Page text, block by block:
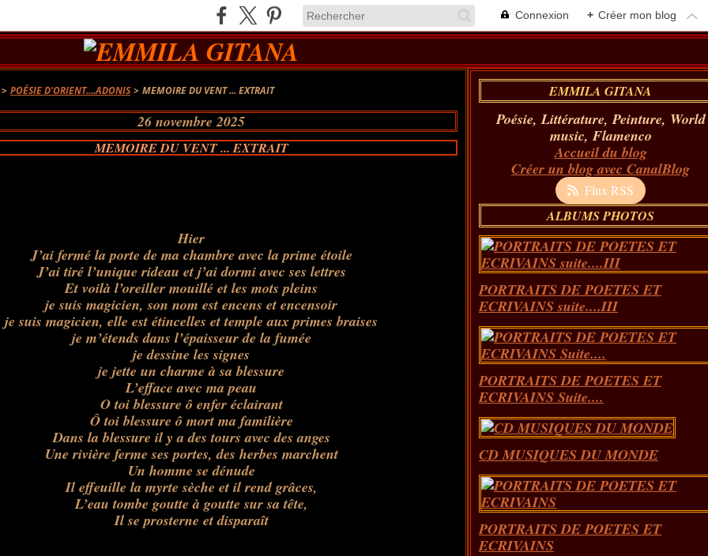
Connexion + Créer mon blog
> POÉSIE D'ORIENT....ADONIS > MEMOIRE DU VENT ... EXTRAIT
26 novembre 2025
MEMOIRE DU VENT ... EXTRAIT
Hier
J’ai fermé la porte de ma chambre avec la prime étoile
J’ai tiré l’unique rideau et j’ai dormi avec ses lettres
Et voilà l’oreiller mouillé et les mots pleins
je suis magicien, son nom est encens et encensoir
je suis magicien, elle est étincelles et temple aux primes braises
je m’étends dans l’épaisseur de la fumée
je dessine les signes
je jette un charme à sa blessure
L’efface avec ma peau
O toi blessure ô enfer éclairant
Ô toi blessure ô mort ma familière
Dans la blessure il y a des tours avec des anges
Une rivière ferme ses portes, des herbes marchent
Un homme se dénude
Il effeuille la myrte sèche et il rend grâces,
L’eau tombe goutte à goutte sur sa tête,
Il se prosterne et disparaît
EMMILA GITANA
Poésie, Littérature, Peinture, World
music, Flamenco
Accueil du blog
Créer un blog avec CanalBlog
Flux RSS
ALBUMS PHOTOS
PORTRAITS DE POETES ET
ECRIVAINS suite....III
PORTRAITS DE POETES ET
ECRIVAINS Suite....
CD MUSIQUES DU MONDE
PORTRAITS DE POETES ET
ECRIVAINS